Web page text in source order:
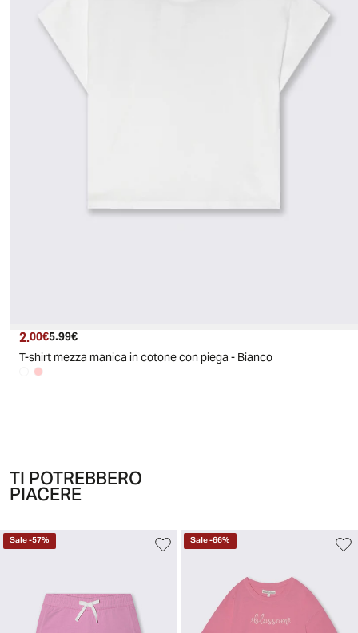
Prezzo attuale
2.00€ Prezzo originale
5.99€
T-shirt mezza manica in cotone con piega - Bianco
TI POTREBBERO
PIACERE
Sale-57% Sale-66%